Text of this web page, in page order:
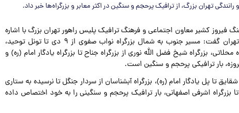
تهران بزرگ، از ترافیک پرحجم و سنگین در اکثر معابر و بزرگراه‌ها خبر داد.
فیروز کشیر معاون اجتماعی و فرهنگ ترافیک پلیس راهور تهران بزرگ با اشاره
به وضعیت ترافیکی معابر و بزرگراه‌های شهر تهران گفت: مسیر جنوب به شمال بزرگراه نواب صفوی از ۹ دی تا تونل توحید،
بزرگراه شیخ فضل الله نوری از بزرگراه جناح تا بزرگراه یادگار امام (ره) و
بار ترافیکی پرحجم و سنگین است.
تا پل یادگار امام (ره)، بزرگراه آبشناسان از سردار جنگل تا نرسیده به ستاری
بزرگراه اشرفی اصفهانی، بار ترافیک پرحجم و سنگینی را به خود اختصاص داده